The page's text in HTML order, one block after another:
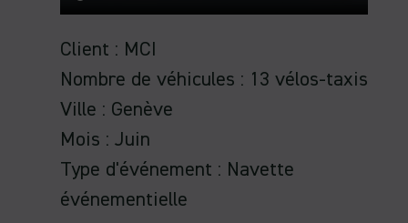
Client : MCI
Nombre de véhicules : 13 vélos-taxis
Ville : Genève
Mois : Juin
Type d'événement : Navette
événementielle